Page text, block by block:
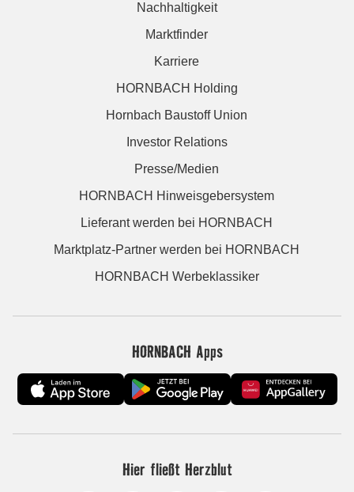
Nachhaltigkeit
Marktfinder
Karriere
HORNBACH Holding
Hornbach Baustoff Union
Investor Relations
Presse/Medien
HORNBACH Hinweisgebersystem
Lieferant werden bei HORNBACH
Marktplatz-Partner werden bei HORNBACH
HORNBACH Werbeklassiker
HORNBACH Apps
Hier fließt Herzblut